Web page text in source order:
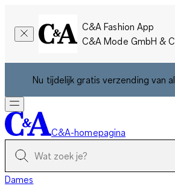
C&A Fashion App
C&A Mode GmbH &
Nu tijdelijk gratis verzending van
C&A-homepagina
Dames